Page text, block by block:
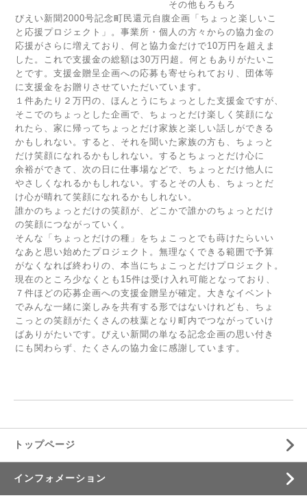
その他もろもろ
びえい新聞2000号記念町民還元自腹企画「ちょっと楽しいこ
と応援プロジェクト」。事業所・個人の方々からの協力金の
応援がさらに増えており、何と協力金だけで10万円を超えま
した。これで支援金の総額は30万円超。何ともありがたいこ
とです。支援金贈呈企画への応募も寄せられており、団体等
に支援金をお贈りさせていただいています。
１件あたり２万円の、ほんとうにちょっとした支援金ですが、
そこでのちょっとした企画で、ちょっとだけ楽しく笑顔にな
れたら、家に帰ってちょっとだけ家族と楽しい話しができる
かもしれない。すると、それを聞いた家族の方も、ちょっと
だけ笑顔になれるかもしれない。するとちょっとだけ心に
余裕ができて、次の日に仕事場などで、ちょっとだけ他人に
やさしくなれるかもしれない。するとその人も、ちょっとだ
け心が晴れて笑顔になれるかもしれない。
誰かのちょっとだけの笑顔が、どこかで誰かのちょっとだけ
の笑顔につながっていく。
そんな「ちょっとだけの種」をちょこっとでも蒔けたらいい
なあと思い始めたプロジェクト。無理なくできる範囲で予算
がなくなれば終わりの、本当にちょこっとだけプロジェクト。
現在のところ少なくとも15件は受け入れ可能となっており、
７件ほどの応募企画への支援金贈呈が確定。大きなイベント
でみんな一緒に楽しみを共有する形ではないけれども、ちょ
こっとの笑顔がたくさんの枝葉となり町内でつながっていけ
ばありがたいです。びえい新聞の単なる記念企画の思い付き
にも関わらず、たくさんの協力金に感謝しています。
トップページ
インフォメーション